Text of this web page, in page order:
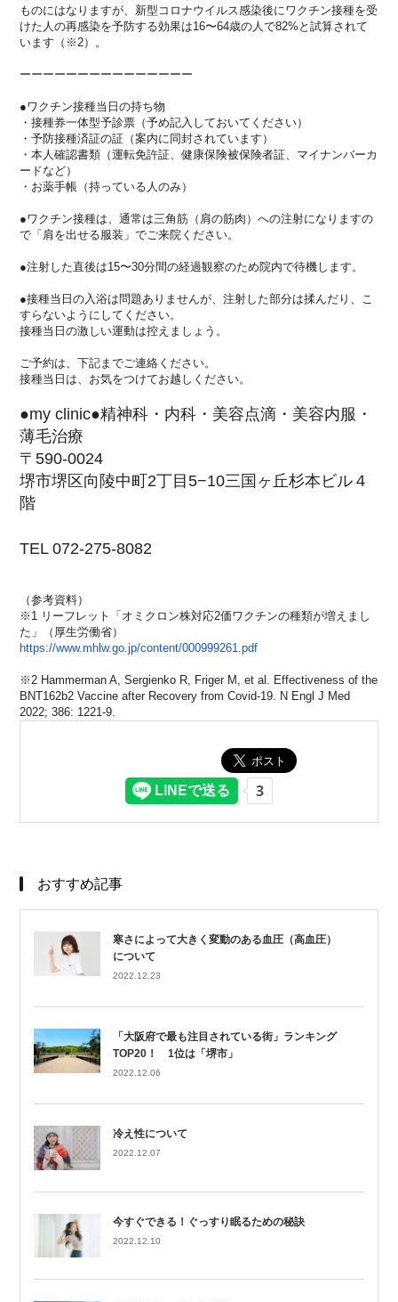
ものにはなりますが、 新型コロナウイルス感染後にワクチン接種を受
けた人の再感染を予防する効果は16〜64歳の人で82%と試算されて
います（※2）。
ーーーーーーーーーーーーーーー
●ワクチン接種当日の持ち物
・接種券一体型予診票（予め記入しておいてください）
・予防接種済証の証（案内に同封されています）
・本人確認書類（運転免許証、健康保険被保険者証、 マイナンバーカ
ードなど）
・お薬手帳（持っている人のみ）
●ワクチン接種は、通常は三角筋（肩の筋肉）への注射になりますの
で「肩を出せる服装」でご来院ください。
●注射した直後は15〜30分間の経過観察のため院内で待機します。
●接種当日の入浴は問題ありませんが、注射した部分は揉んだり、 こ
すらないようにしてください。
接種当日の激しい運動は控えましょう。
ご予約は、下記までご連絡ください。
接種当日は、お気をつけてお越しください。
●my clinic●精神科・内科・美容点滴・美容内服・
薄毛治療
〒590-0024
堺市堺区向陵中町2丁目5−10三国ヶ丘杉本ビル４
階
TEL 072-275-8082
（参考資料）
※1 リーフレット「 オミクロン株対応2価ワクチンの種類が増えまし
た」（ 厚生労働省）
https://www.mhlw.go.jp/content/000999261.pdf
※2 Hammerman A, Sergienko R, Friger M, et al. Effectiveness of the
BNT162b2 Vaccine after Recovery from Covid-19. N Engl J Med
2022; 386: 1221-9.
おすすめ記事
寒さによって大きく変動のある血圧（高血圧）
について
2022.12.23
「大阪府で最も注目されている街」ランキング
TOP20！ 1位は「堺市」
2022.12.06
冷え性について
2022.12.07
今すぐできる！ぐっすり眠るための秘訣
2022.12.10